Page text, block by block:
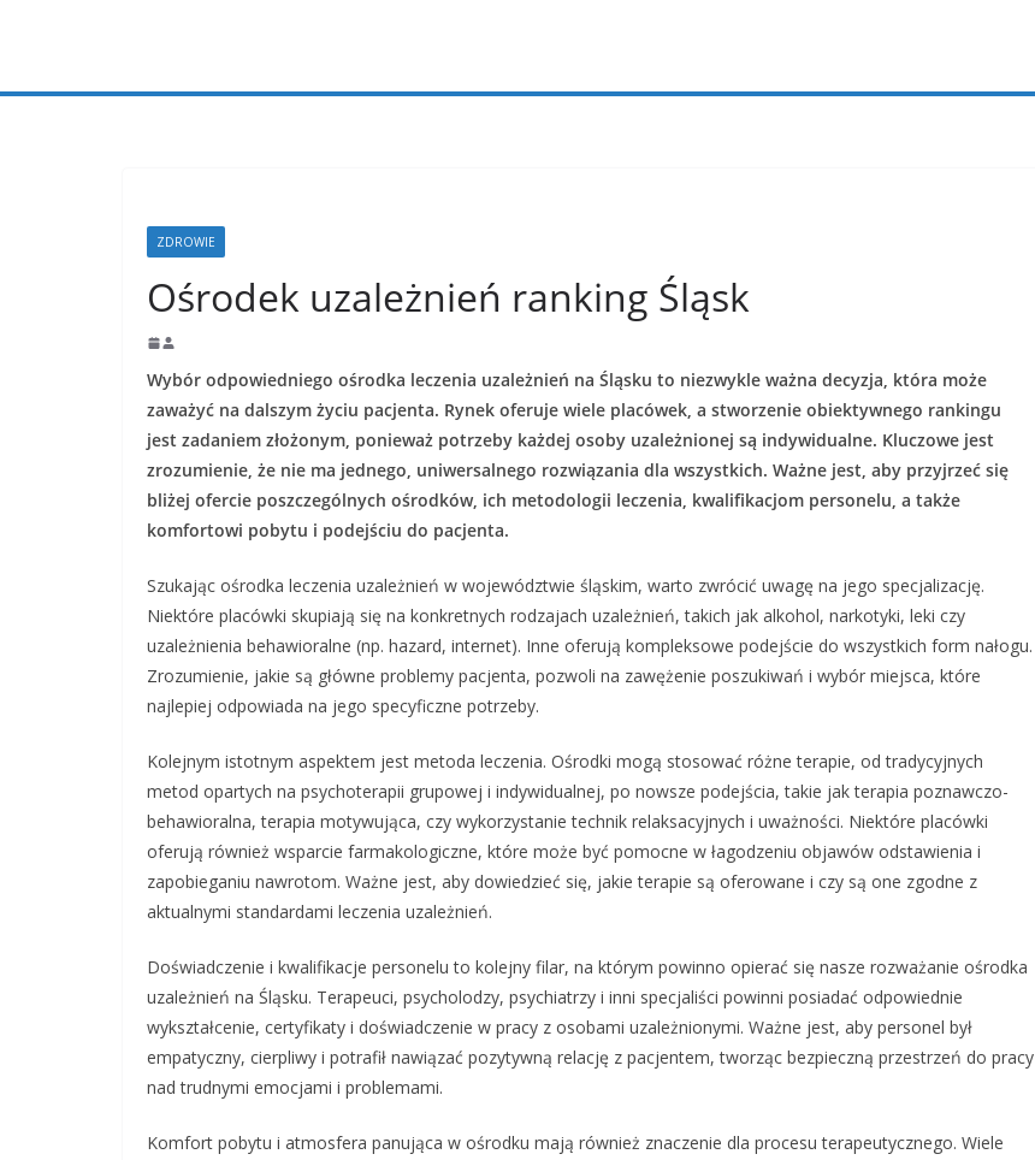
ZDROWIE
Ośrodek uzależnień ranking Śląsk
Wybór odpowiedniego ośrodka leczenia uzależnień na Śląsku to niezwykle ważna decyzja, która może
zaważyć na dalszym życiu pacjenta. Rynek oferuje wiele placówek, a stworzenie obiektywnego rankingu
jest zadaniem złożonym, ponieważ potrzeby każdej osoby uzależnionej są indywidualne. Kluczowe jest
zrozumienie, że nie ma jednego, uniwersalnego rozwiązania dla wszystkich. Ważne jest, aby przyjrzeć się
bliżej ofercie poszczególnych ośrodków, ich metodologii leczenia, kwalifikacjom personelu, a także
komfortowi pobytu i podejściu do pacjenta.
Szukając ośrodka leczenia uzależnień w województwie śląskim, warto zwrócić uwagę na jego specjalizację.
Niektóre placówki skupiają się na konkretnych rodzajach uzależnień, takich jak alkohol, narkotyki, leki czy
uzależnienia behawioralne (np. hazard, internet). Inne oferują kompleksowe podejście do wszystkich form nałogu.
Zrozumienie, jakie są główne problemy pacjenta, pozwoli na zawężenie poszukiwań i wybór miejsca, które
najlepiej odpowiada na jego specyficzne potrzeby.
Kolejnym istotnym aspektem jest metoda leczenia. Ośrodki mogą stosować różne terapie, od tradycyjnych
metod opartych na psychoterapii grupowej i indywidualnej, po nowsze podejścia, takie jak terapia poznawczo-
behawioralna, terapia motywująca, czy wykorzystanie technik relaksacyjnych i uważności. Niektóre placówki
oferują również wsparcie farmakologiczne, które może być pomocne w łagodzeniu objawów odstawienia i
zapobieganiu nawrotom. Ważne jest, aby dowiedzieć się, jakie terapie są oferowane i czy są one zgodne z
aktualnymi standardami leczenia uzależnień.
Doświadczenie i kwalifikacje personelu to kolejny filar, na którym powinno opierać się nasze rozważanie ośrodka
uzależnień na Śląsku. Terapeuci, psycholodzy, psychiatrzy i inni specjaliści powinni posiadać odpowiednie
wykształcenie, certyfikaty i doświadczenie w pracy z osobami uzależnionymi. Ważne jest, aby personel był
empatyczny, cierpliwy i potrafił nawiązać pozytywną relację z pacjentem, tworząc bezpieczną przestrzeń do pracy
nad trudnymi emocjami i problemami.
Komfort pobytu i atmosfera panująca w ośrodku mają również znaczenie dla procesu terapeutycznego. Wiele